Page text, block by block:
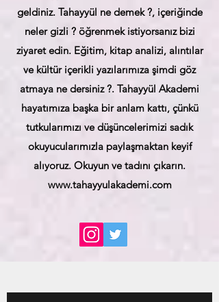
geldiniz. Tahayyül ne demek ?, içeriğinde
neler gizli ? öğrenmek istiyorsanız bizi
ziyaret edin. Eğitim, kitap analizi, alıntılar
ve kültür içerikli yazılarımıza şimdi göz
atmaya ne dersiniz ?. Tahayyül Akademi
hayatımıza başka bir anlam kattı, çünkü
tutkularımızı ve düşüncelerimizi sadık
okuyucularımızla paylaşmaktan keyif
alıyoruz. Okuyun ve tadını çıkarın.
www.tahayyulakademi.com